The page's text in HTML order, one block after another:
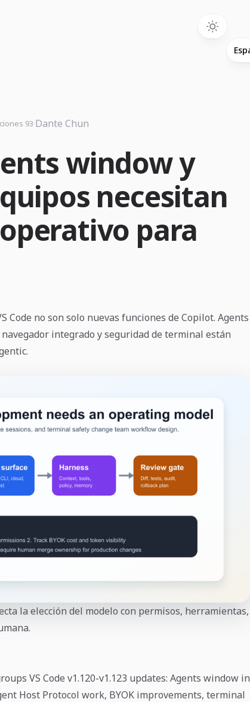
window y
necesitan
para
93·Dante Chun
Code no son solo nuevas funciones de Copilot. Agents
integrado y seguridad de terminal están
la elección del modelo con permisos, herramientas,
VS Code v1.120-v1.123 updates: Agents window in
Host Protocol work, BYOK improvements, terminal